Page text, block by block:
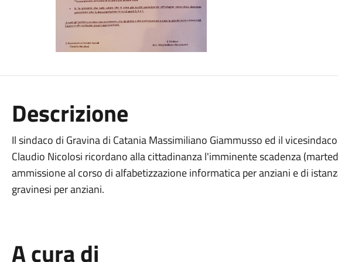
Descrizione
Il sindaco di Gravina di Catania Massimiliano Giammusso ed il
Claudio Nicolosi ricordano alla cittadinanza l'imminente scadenza
ammissione al corso di alfabetizzazione informatica per anziani e di
gravinesi per anziani.
A cura di